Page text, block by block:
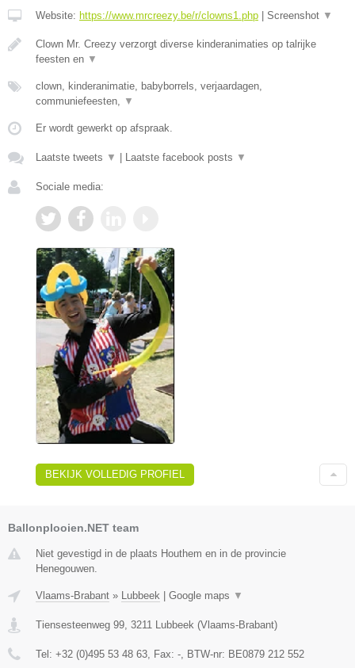
Website: https://www.mrcreezy.be/r/clowns1.php Screenshot ▼
Clown Mr. Creezy verzorgt diverse kinderanimaties op talrijke
feesten en ▼
clown, kinderanimatie, babyborrels, verjaardagen,
communiefeesten, ▼
Er wordt gewerkt op afspraak.
Laatste tweets ▼ Laatste facebook posts ▼
Sociale media:
BEKIJK VOLLEDIG PROFIEL
Ballonplooien.NET team
Niet gevestigd in de plaats Houthem en in de provincie
Henegouwen.
Vlaams-Brabant » Lubbeek Google maps ▼
Tiensesteenweg 99, 3211 Lubbeek (Vlaams-Brabant)
Tel: +32 (0)495 53 48 63, Fax: -, BTW-nr: BE0879 212 552